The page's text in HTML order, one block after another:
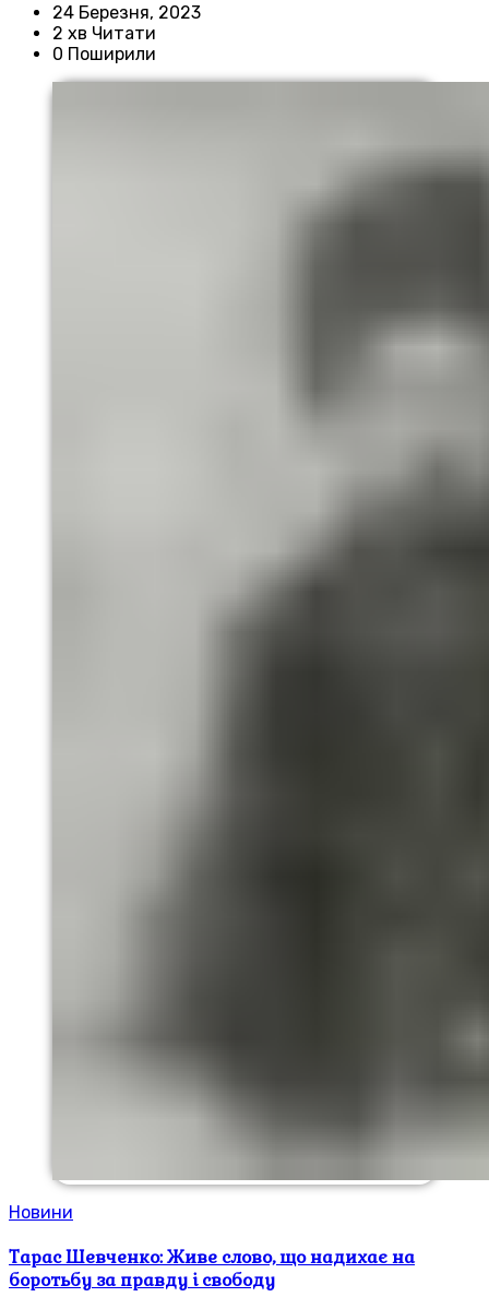
24 Березня, 2023
2 хв Читати
0 Поширили
Новини
Тарас Шевченко: Живе слово, що надихає на
боротьбу за правду і свободу